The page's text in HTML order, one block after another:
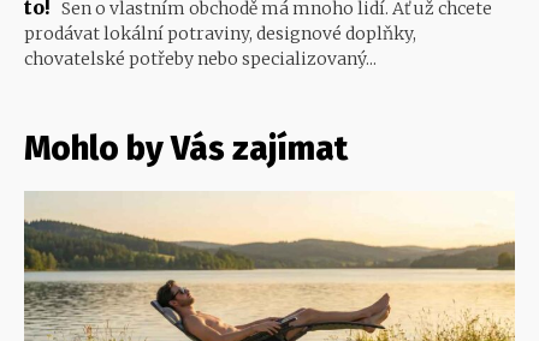
to! Sen o vlastním obchodě má mnoho lidí. Ať už chcete
prodávat lokální potraviny, designové doplňky,
chovatelské potřeby nebo specializovaný...
Mohlo by Vás zajímat